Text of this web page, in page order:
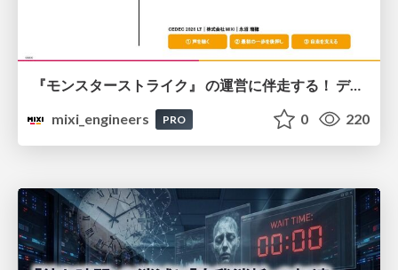
『モンスターストライク』 の運営に伴走する！ データ民主化への 解析グループの3つのアプローチ
mixi_engineers
PRO 0 220